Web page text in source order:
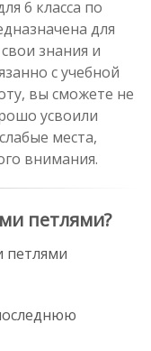
6 класса по
для
знания и
с учебной
вы сможете не
усвоили
места,
внимания.
петлями?
петлями